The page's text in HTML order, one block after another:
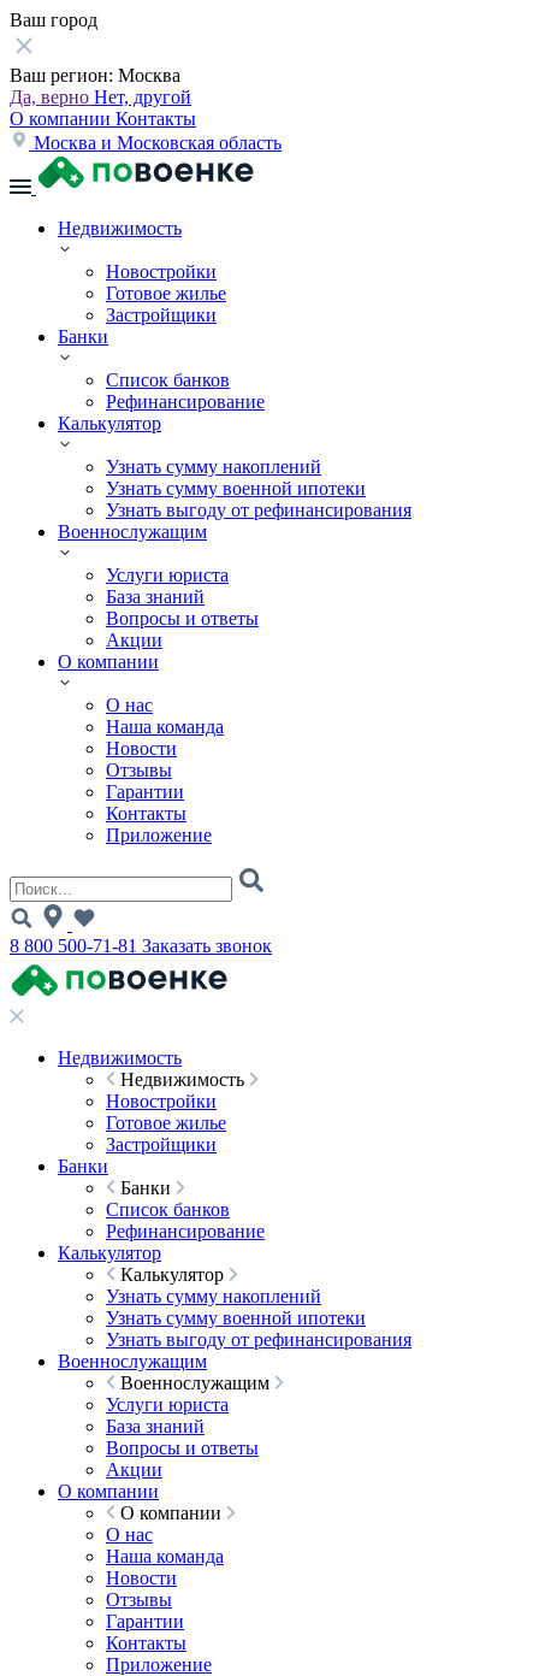
Ваш город
Ваш регион: Москва
Да, верно Нет, другой
О компании Контакты
Москва и Московская область
Недвижимость
Новостройки
Готовое жилье
Застройщики
Банки
Список банков
Рефинансирование
Калькулятор
Узнать сумму накоплений
Узнать сумму военной ипотеки
Узнать выгоду от рефинансирования
Военнослужащим
Услуги юриста
База знаний
Вопросы и ответы
Акции
О компании
О нас
Наша команда
Новости
Отзывы
Гарантии
Контакты
Приложение
8 800 500-71-81 Заказать звонок
Недвижимость
Недвижимость
Новостройки
Готовое жилье
Застройщики
Банки
Банки
Список банков
Рефинансирование
Калькулятор
Калькулятор
Узнать сумму накоплений
Узнать сумму военной ипотеки
Узнать выгоду от рефинансирования
Военнослужащим
Военнослужащим
Услуги юриста
База знаний
Вопросы и ответы
Акции
О компании
О компании
О нас
Наша команда
Новости
Отзывы
Гарантии
Контакты
Приложение